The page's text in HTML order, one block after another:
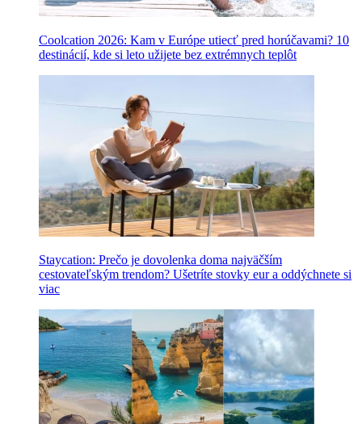
Coolcation 2026: Kam v Európe utiecť pred horúčavami? 10
destinácií, kde si leto užijete bez extrémnych teplôt
Staycation: Prečo je dovolenka doma najväčším
cestovateľským trendom? Ušetríte stovky eur a oddýchnete si
viac